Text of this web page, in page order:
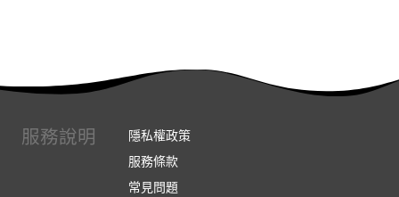
服務說明
隱私權政策
服務條款
常見問題